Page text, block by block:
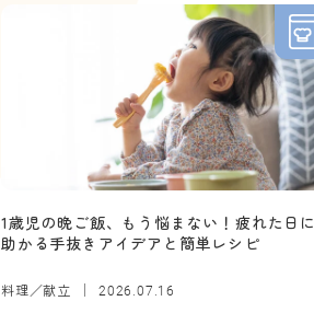
1歳児の晩ご飯、もう悩まない！疲れた日に
助かる手抜きアイデアと簡単レシピ
料理／献立 2026.07.16